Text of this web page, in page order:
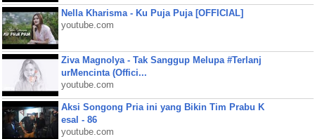
Nella Kharisma - Ku Puja Puja [OFFICIAL]
youtube.com
Ziva Magnolya - Tak Sanggup Melupa #Terlanj
urMencinta (Offici...
youtube.com
Aksi Songong Pria ini yang Bikin Tim Prabu K
esal - 86
youtube.com